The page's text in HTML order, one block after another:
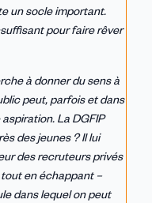
un socle important.
pour faire rêver
à donner du sens à
peut, parfois et dans
La DGFIP
des jeunes ? Il lui
des recruteurs privés
en échappant –
dans lequel on peut